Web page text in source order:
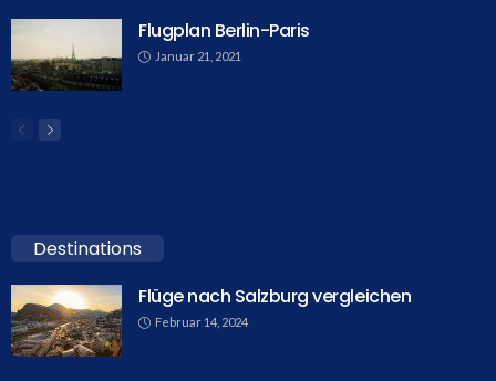
Flugplan Berlin-Paris
Januar 21, 2021
Destinations
Flüge nach Salzburg vergleichen
Februar 14, 2024